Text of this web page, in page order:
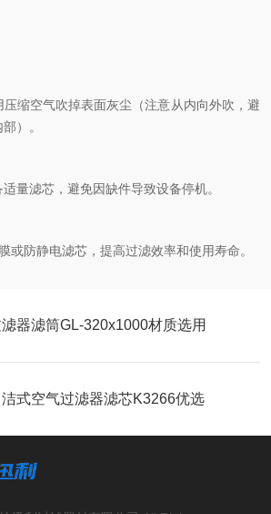
缩空气吹掉表面灰尘（注意从内向外吹，避
）。
量滤芯，避免因缺件导致设备停机。
或防静电滤芯，提高过滤效率和使用寿命。
器滤筒GL-320x1000材质选用
式空气过滤器滤芯K3266优选